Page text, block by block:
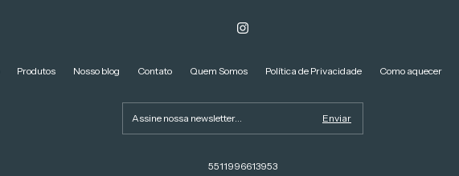
Produtos Nosso blog Contato Quem Somos Política de Privacidade Como aquecer
5511996613953